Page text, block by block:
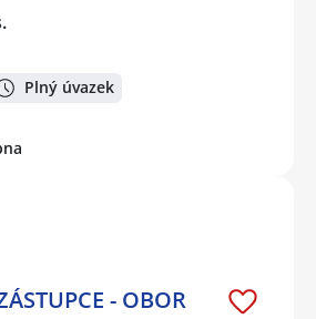
Plný úvazek
- OBOR